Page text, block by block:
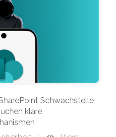
Schwachstelle
klare